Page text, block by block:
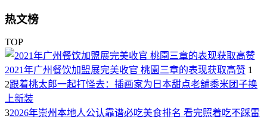
热文榜
TOP
2021年广州餐饮加盟展完美收官 桃園三章的表现获取高赞 1
2跟着桃太郎一起打怪去：插画家为日本甜点老舖黍米团子换
上新装
32026年崇州本地人公认靠谱必吃美食排名 看完照着吃不踩雷